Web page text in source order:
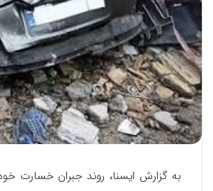
به گزارش ایسنا، روند جبران خسارت